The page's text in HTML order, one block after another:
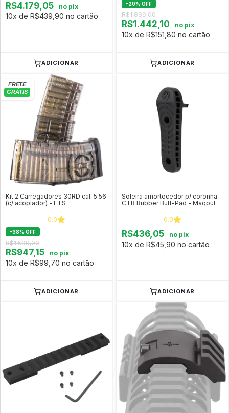
R$4.179,05 no pix
10x de R$439,90 no cartão
ADICIONAR
-20% OFF
R$1.899,00
R$1.442,10 no pix
10x de R$151,80 no cartão
ADICIONAR
Kit 2 Carregadores 30RD cal. 5.56
(c/ acoplador) - ETS
0.0
-38% OFF
R$1.599,00
R$947,15 no pix
10x de R$99,70 no cartão
ADICIONAR
Soleira amortecedor p/ coronha
CTR Rubber Butt-Pad - Magpul
0.0
R$436,05 no pix
10x de R$45,90 no cartão
ADICIONAR